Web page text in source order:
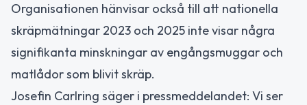
Organisationen hänvisar också till att nationella
skräpmätningar 2023 och 2025 inte visar några
signifikanta minskningar av engångsmuggar och
matlådor som blivit skräp.
Josefin Carlring säger i pressmeddelandet: Vi ser